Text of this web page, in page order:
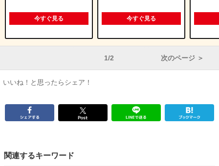
今すぐ見る 今すぐ見る
1/2 次のページ ＞
いいね！と思ったらシェア！
関連するキーワード